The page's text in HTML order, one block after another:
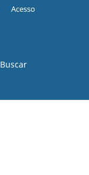
Buscar
Acesso